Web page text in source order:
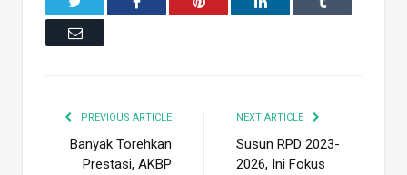
Email
PREVIOUS ARTICLE
Banyak Torehkan
Prestasi, AKBP
NEXT ARTICLE
Susun RPD 2023-
2026, Ini Fokus